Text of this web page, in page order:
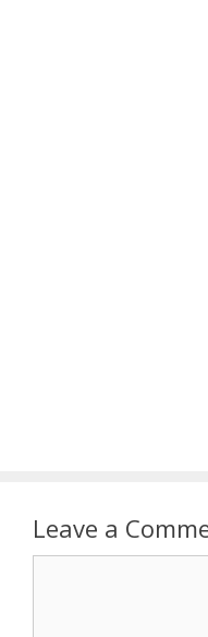
Leave a